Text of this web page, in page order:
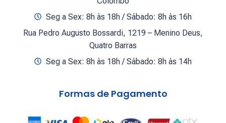
Seg a Sex: 8h às 18h / Sábado: 8h às 16h
Rua Pedro Augusto Bossardi, 1219 – Menino Deus,
Quatro Barras
Seg a Sex: 8h às 18h / Sábado: 8h às 14h
Formas de Pagamento